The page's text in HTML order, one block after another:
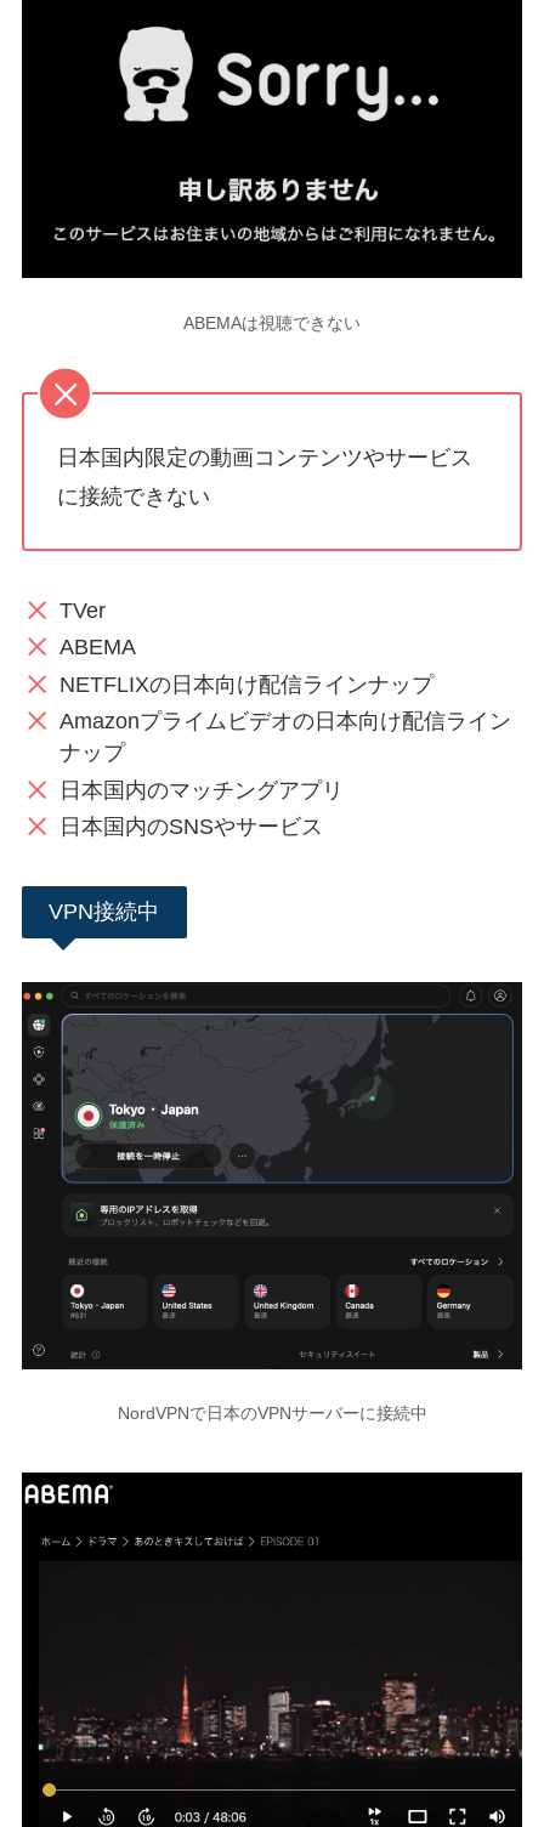
ABEMAは視聴できない
日本国内限定の動画コンテンツやサービス
に接続できない
TVer
ABEMA
NETFLIXの日本向け配信ラインナップ
Amazonプライムビデオの日本向け配信ライン
ナップ
日本国内のマッチングアプリ
日本国内のSNSやサービス
VPN接続中
NordVPNで日本のVPNサーバーに接続中